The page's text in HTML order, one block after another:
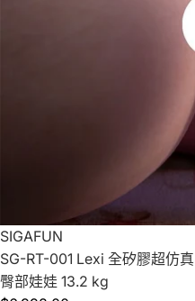
SIGAFUN
SG-RT-001 Lexi 全矽膠超仿真
臀部娃娃 13.2 kg